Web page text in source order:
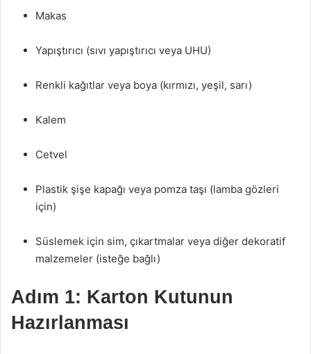
Makas
Yapıştırıcı (sıvı yapıştırıcı veya UHU)
Renkli kağıtlar veya boya (kırmızı, yeşil, sarı)
Kalem
Cetvel
Plastik şişe kapağı veya pomza taşı (lamba gözleri
için)
Süslemek için sim, çıkartmalar veya diğer dekoratif
malzemeler (isteğe bağlı)
Adım 1: Karton Kutunun
Hazırlanması